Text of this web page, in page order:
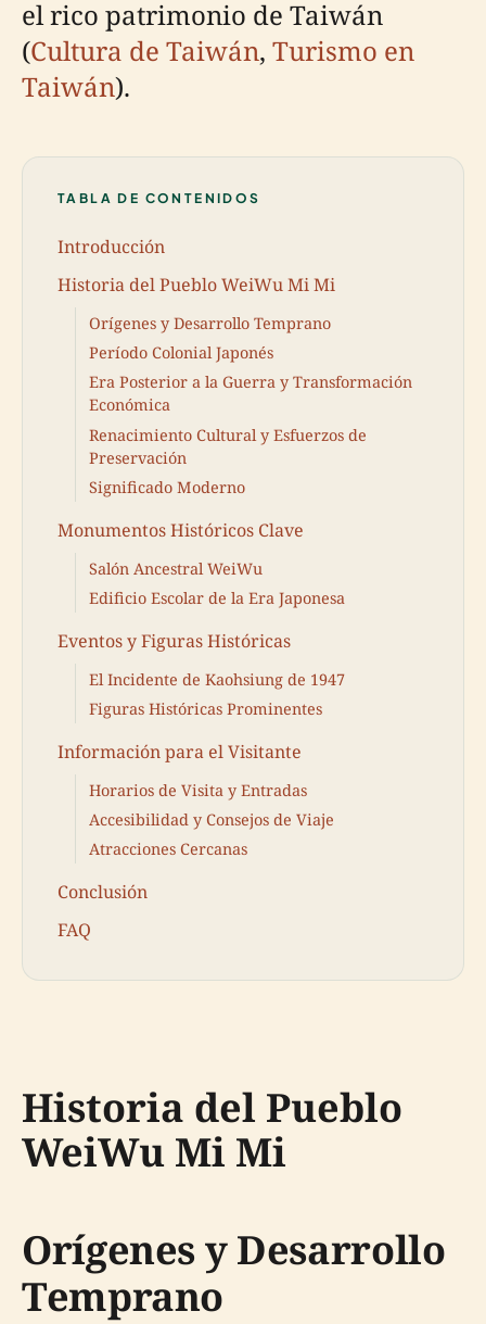
el rico patrimonio de Taiwán
(Cultura de Taiwán, Turismo en
Taiwán).
TABLA DE CONTENIDOS
Introducción
Historia del Pueblo WeiWu Mi Mi
Orígenes y Desarrollo Temprano
Período Colonial Japonés
Era Posterior a la Guerra y Transformación
Económica
Renacimiento Cultural y Esfuerzos de
Preservación
Significado Moderno
Monumentos Históricos Clave
Salón Ancestral WeiWu
Edificio Escolar de la Era Japonesa
Eventos y Figuras Históricas
El Incidente de Kaohsiung de 1947
Figuras Históricas Prominentes
Información para el Visitante
Horarios de Visita y Entradas
Accesibilidad y Consejos de Viaje
Atracciones Cercanas
Conclusión
FAQ
Historia del Pueblo
WeiWu Mi Mi
Orígenes y Desarrollo
Temprano